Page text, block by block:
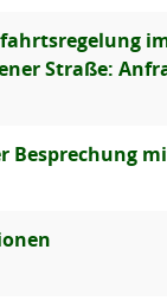
Straße:
Besprechung